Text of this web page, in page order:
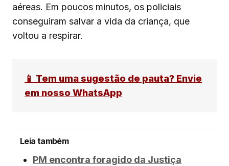
aéreas. Em poucos minutos, os policiais
conseguiram salvar a vida da criança, que
voltou a respirar.
📱 Tem uma sugestão de pauta? Envie
em nosso WhatsApp
Leia também
PM encontra foragido da Justiça